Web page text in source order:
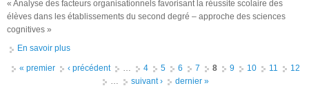
« Analyse des facteurs organisationnels favorisant la réussite scolaire des
élèves dans les établissements du second degré – approche des sciences
cognitives »
En savoir plus
Pages
« premier ‹ précédent … 4 5 6 7 8 9 10 11
12
…
suivant › dernier »